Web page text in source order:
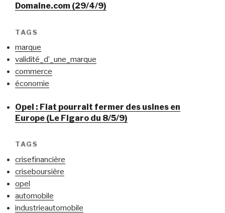
Domaine.com (29/4/9)
TAGS
marque
validité_d’_une_marque
commerce
économie
Opel : Fiat pourrait fermer des usines en
Europe (Le Figaro du 8/5/9)
TAGS
crisefinancière
criseboursière
opel
automobile
industrieautomobile